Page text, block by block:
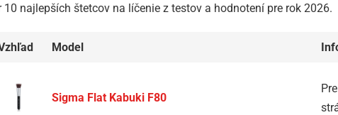
10 najlepších štetcov na líčenie z testov a hodnotení pre rok 2026.
Model
Sigma Flat Kabuki F80